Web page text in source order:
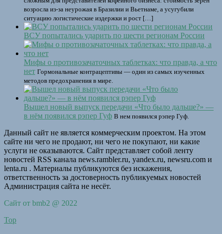
возросла из-за неурожая в Бразилии и Вьетнаме, а усугубили
ситуацию логистические издержки и рост […]
ВСУ попытались ударить по шести регионам России
Мифы о противозачаточных таблетках: что правда, а что
нет Гормональные контрацептивы — один из самых изученных
методов предохранения в мире.
Вышел новый выпуск передачи «Что было дальше?» —
в нём появился рэпер Гуф В нем появился рэпер Гуф.
Данный сайт не является коммерческим проектом. На этом
сайте ни чего не продают, ни чего не покупают, ни какие
услуги не оказываются. Сайт представляет собой ленту
новостей RSS канала news.rambler.ru, yandex.ru, newsru.com и
lenta.ru . Материалы публикуются без искажения,
ответственность за достоверность публикуемых новостей
Администрация сайта не несёт.
Сайт от bmb2 @ 2022
Top